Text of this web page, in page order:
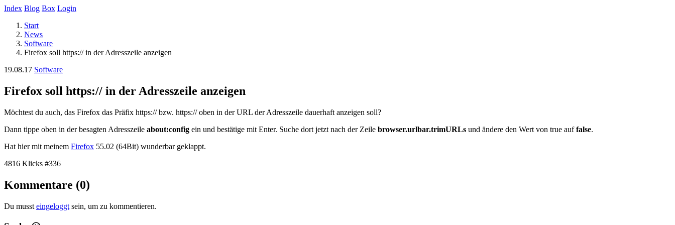
Index Blog Box Login
Start
News
Software
Firefox soll https:// in der Adresszeile anzeigen
19.08.17 Software
Firefox soll https:// in der Adresszeile anzeigen
Möchtest du auch, das Firefox das Präfix https:// bzw. https:// oben in der URL der Adresszeile dauerhaft anzeigen soll?
Dann tippe oben in der besagten Adresszeile about:config ein und bestätige mit Enter. Suche dort jetzt nach der Zeile browser.urlbar.trimURLs und ändere den Wert von true auffalse.
Hat hier mit meinem Firefox 55.02 (64Bit) wunderbar geklappt.
4816 Klicks #336
Kommentare (0)
Du musst eingeloggt sein, um zu kommentieren.